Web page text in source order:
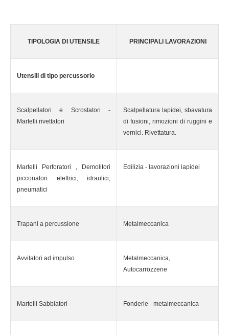
TIPOLOGIA DI UTENSILE PRINCIPALI LAVORAZIONI
Utensili di tipo percussorio
Scalpellatori e Scrostatori -
Martelli rivettatori
Scalpellatura lapidei, sbavatura
di fusioni, rimozioni di ruggini e
vernici. Rivettatura.
Martelli Perforatori , Demolitori
picconatori elettrici, idraulici,
pneumatici
Edilizia - lavorazioni lapidei
Trapani a percussione Metalmeccanica
Avvitatori ad impulso
Metalmeccanica,
Autocarrozzerie
Martelli Sabbiatori Fonderie - metalmeccanica